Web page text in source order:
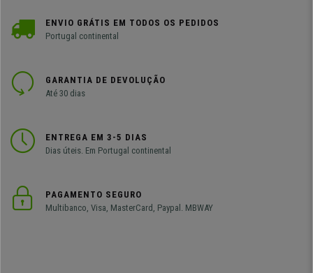
ENVIO GRÁTIS EM TODOS OS PEDIDOS
Portugal continental
GARANTIA DE DEVOLUÇÃO
Até 30 dias
ENTREGA EM 3-5 DIAS
Dias úteis. Em Portugal continental
PAGAMENTO SEGURO
Multibanco, Visa, MasterCard, Paypal. MBWAY